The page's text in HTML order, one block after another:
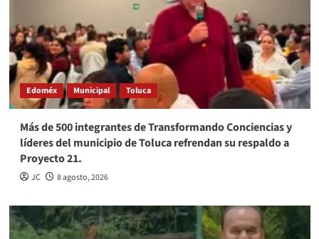
Edoméx Municipal Toluca
Más de 500 integrantes de Transformando Conciencias y
líderes del municipio de Toluca refrendan su respaldo a
Proyecto 21.
JC 8 agosto, 2026